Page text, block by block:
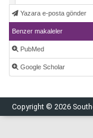
Yazara e-posta gönder
Benzer makaleler
PubMed
Google Scholar
Copyright © 2026